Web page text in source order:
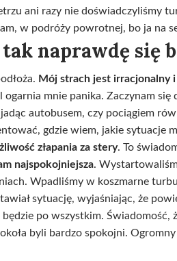
ani razy nie doświadczyliśmy
w podróży powrotnej, bo ja na
naprawdę się
Mój strach jest irracjonalny
mnie panika. Zaczynam
autobusem, czy pociągiem
gdzie wiem, jakie sytuacje
złapania za stery. To
najspokojniejsza.
Wpadliśmy w koszmarne
sytuację, wyjaśniając, że
po wszystkim.
byli bardzo spokojni.